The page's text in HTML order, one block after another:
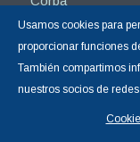
Coslada
Cubas de la Sagra
Daganzo de Arriba
El Escorial
Fresnedillas de la
Usamos cookies para
proporcionar funciones
También compartimos
nuestros socios de